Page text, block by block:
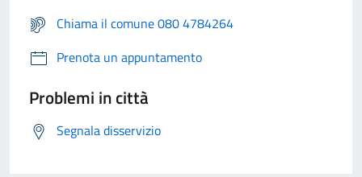
Chiama il comune 080 4784264
Prenota un appuntamento
Problemi in città
Segnala disservizio